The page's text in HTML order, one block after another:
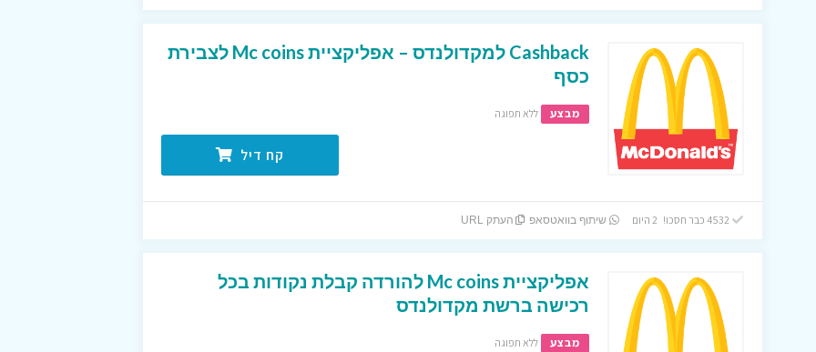
Cashback למקדולנדס – אפליקציית Mc coins לצבירת
כסף
מבצע ללא תפוגה
קח דיל
4532 כבר חסכו! 2 היום שיתוף בוואטסאפ העתק URL
אפליקציית Mc coins להורדה קבלת נקודות בכל
רכישה ברשת מקדולנדס
מבצע ללא תפוגה